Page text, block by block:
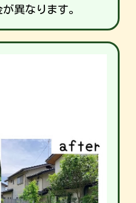
異なります。